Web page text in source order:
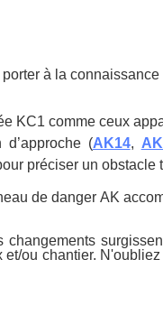
à la
KC1 comme ceux
(AK14,
préciser un obstacle
de danger AK
changements
ou chantier.